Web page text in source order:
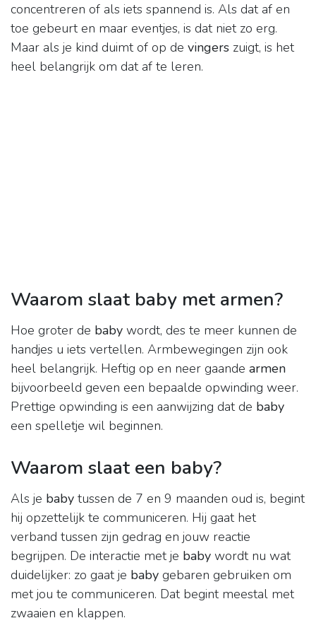
concentreren of als iets spannend is. Als dat af en
toe gebeurt en maar eventjes, is dat niet zo erg.
Maar als je kind duimt of op de vingers zuigt, is het
heel belangrijk om dat af te leren.
Waarom slaat baby met armen?
Hoe groter de baby wordt, des te meer kunnen de
handjes u iets vertellen. Armbewegingen zijn ook
heel belangrijk. Heftig op en neer gaande armen
bijvoorbeeld geven een bepaalde opwinding weer.
Prettige opwinding is een aanwijzing dat de baby
een spelletje wil beginnen.
Waarom slaat een baby?
Als je baby tussen de 7 en 9 maanden oud is, begint
hij opzettelijk te communiceren. Hij gaat het
verband tussen zijn gedrag en jouw reactie
begrijpen. De interactie met je baby wordt nu wat
duidelijker: zo gaat je baby gebaren gebruiken om
met jou te communiceren. Dat begint meestal met
zwaaien en klappen.